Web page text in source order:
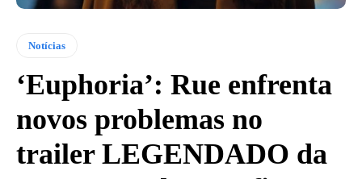
Notícias
‘Euphoria’: Rue enfrenta
novos problemas no
trailer LEGENDADO da